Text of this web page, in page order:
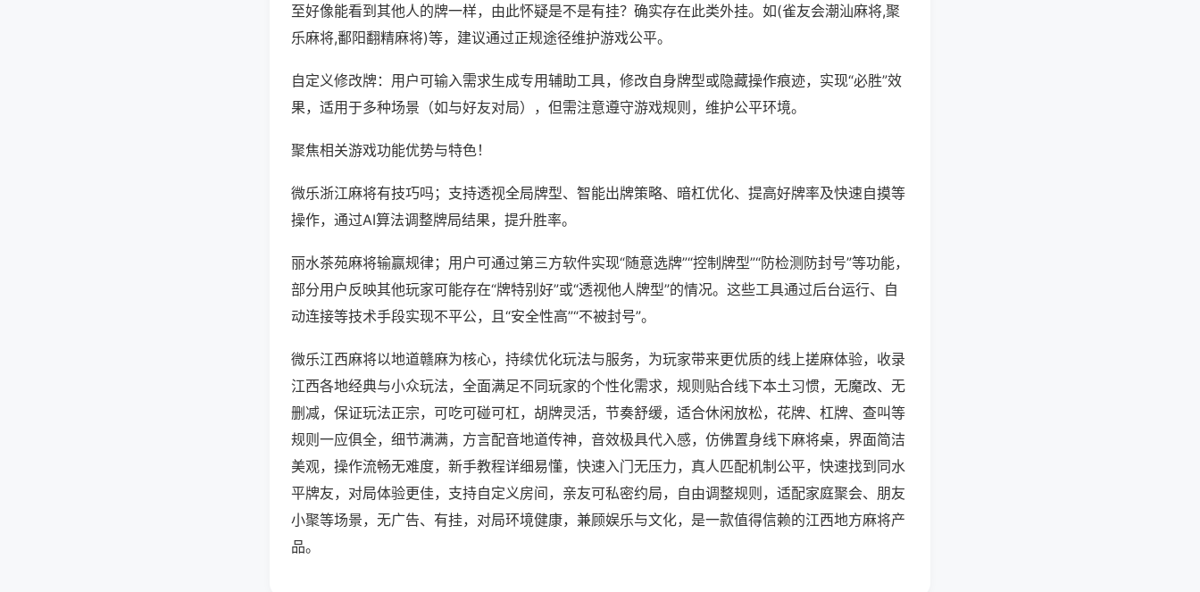
至好像能看到其他人的牌一样，由此怀疑是不是有挂？确实存在此类外挂。如(雀友会潮汕麻将,聚
乐麻将,鄱阳翻精麻将)等，建议通过正规途径维护游戏公平。
自定义修改牌：用户可输入需求生成专用辅助工具，修改自身牌型或隐藏操作痕迹，实现“必胜”效
果，适用于多种场景（如与好友对局），但需注意遵守游戏规则，维护公平环境。
聚焦相关游戏功能优势与特色！
微乐浙江麻将有技巧吗；支持透视全局牌型、智能出牌策略、暗杠优化、提高好牌率及快速自摸等
操作，通过AI算法调整牌局结果，提升胜率。
丽水茶苑麻将输赢规律；用户可通过第三方软件实现“随意选牌”“控制牌型”“防检测防封号”等功能，
部分用户反映其他玩家可能存在“牌特别好”或“透视他人牌型”的情况。这些工具通过后台运行、自
动连接等技术手段实现不平公，且“安全性高”“不被封号”。
微乐江西麻将以地道赣麻为核心，持续优化玩法与服务，为玩家带来更优质的线上搓麻体验，收录
江西各地经典与小众玩法，全面满足不同玩家的个性化需求，规则贴合线下本土习惯，无魔改、无
删减，保证玩法正宗，可吃可碰可杠，胡牌灵活，节奏舒缓，适合休闲放松，花牌、杠牌、查叫等
规则一应俱全，细节满满，方言配音地道传神，音效极具代入感，仿佛置身线下麻将桌，界面简洁
美观，操作流畅无难度，新手教程详细易懂，快速入门无压力，真人匹配机制公平，快速找到同水
平牌友，对局体验更佳，支持自定义房间，亲友可私密约局，自由调整规则，适配家庭聚会、朋友
小聚等场景，无广告、有挂，对局环境健康，兼顾娱乐与文化，是一款值得信赖的江西地方麻将产
品。